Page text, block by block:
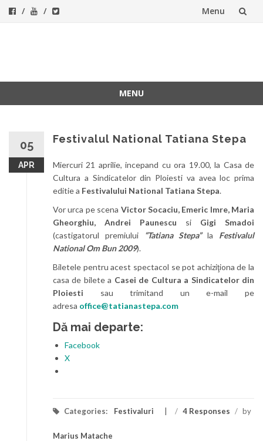
Menu
MENU
05
APR
Festivalul National Tatiana Stepa
Miercuri 21 aprilie, incepand cu ora 19.00, la Casa de
Cultura a Sindicatelor din Ploiesti va avea loc prima
editie a Festivalului National Tatiana Stepa.
Vor urca pe scena Victor Socaciu, Emeric Imre, Maria
Gheorghiu, Andrei Paunescu si Gigi Smadoi
(castigatorul premiului
“Tatiana Stepa”la Festivalul
National Om Bun 2009).
Biletele pentru acest spectacol se pot achiziţiona de la
casa de bilete a Casei de Cultura a Sindicatelor din
Ploiesti sau trimitand un e-mail pe
adresa office@tatianastepa.com
Dă mai departe:
Facebook
X
Categories: Festivaluri / 4 Responses / by
Marius Matache